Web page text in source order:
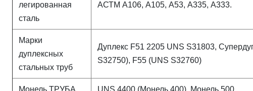
легированная
сталь
АСТМ А106, А105, А53, А335, А333.
Марки
дуплексных
стальных труб
Дуплекс F51 2205 UNS S31803,
S32750), F55 (UNS S32760)
Монель ТРУБА UNS 4400 (Монель 400), Монель 500